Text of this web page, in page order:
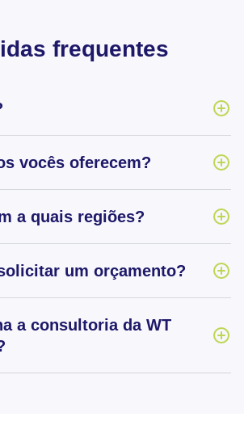
frequentes
vocês oferecem?
a quais regiões?
um orçamento?
a consultoria da WT